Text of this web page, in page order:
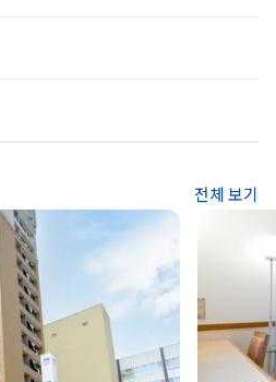
전체 보기